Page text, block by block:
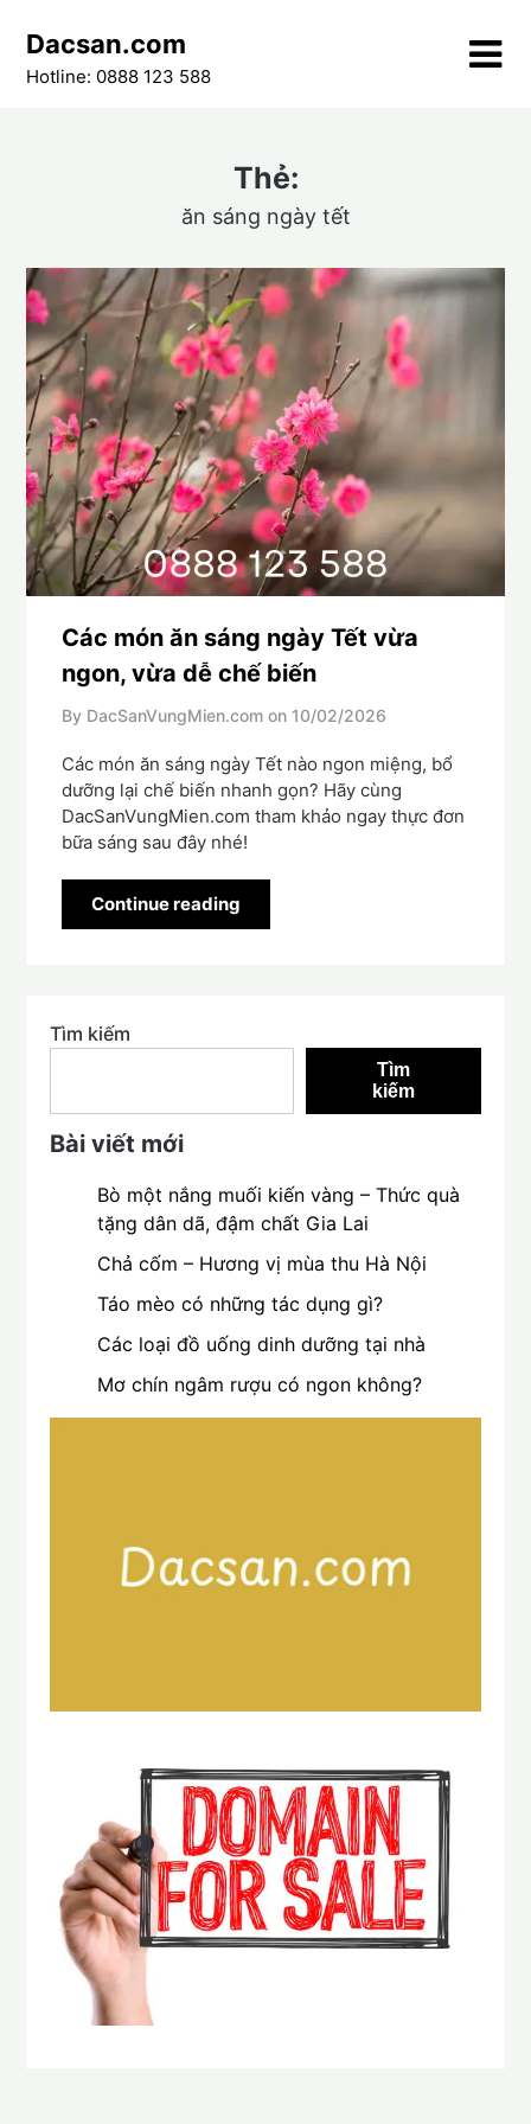
content
Dacsan.com
Hotline: 0888 123 588
Thẻ:
ăn sáng ngày tết
Các món ăn sáng ngày Tết vừa
ngon, vừa dễ chế biến
By DacSanVungMien.com on 10/02/2026
Các món ăn sáng ngày Tết nào ngon miệng, bổ
dưỡng lại chế biến nhanh gọn? Hãy cùng
DacSanVungMien.com tham khảo ngay thực đơn
bữa sáng sau đây nhé!
Continue reading
Tìm kiếm
Tìm
kiếm
Bài viết mới
Bò một nắng muối kiến vàng – Thức quà
tặng dân dã, đậm chất Gia Lai
Chả cốm – Hương vị mùa thu Hà Nội
Táo mèo có những tác dụng gì?
Các loại đồ uống dinh dưỡng tại nhà
Mơ chín ngâm rượu có ngon không?